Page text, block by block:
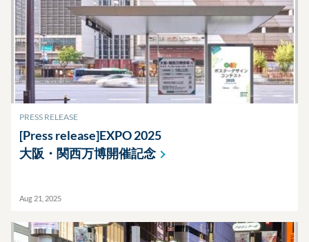
PRESS RELEASE
[Press release]EXPO 2025
大阪・関西万博開催記念
Aug 21, 2025